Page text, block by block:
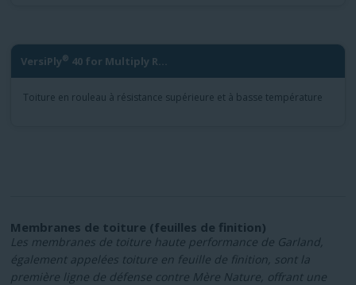
VersiPly® 40 for Multiply R...
Toiture en rouleau à résistance supérieure et à basse température
Membranes de toiture (feuilles de finition)
Les membranes de toiture haute performance de Garland,
également appelées toiture en feuille de finition, sont la
première ligne de défense contre Mère Nature, offrant une